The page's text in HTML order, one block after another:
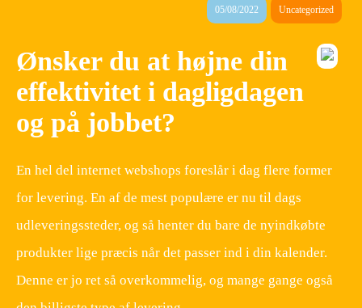
05/08/2022 Uncategorized
Ønsker du at højne din
effektivitet i dagligdagen
og på jobbet?
En hel del internet webshops foreslår i dag flere former
for levering. En af de mest populære er nu til dags
udleveringssteder, og så henter du bare de nyindkøbte
produkter lige præcis når det passer ind i din kalender.
Denne er jo ret så overkommelig, og mange gange også